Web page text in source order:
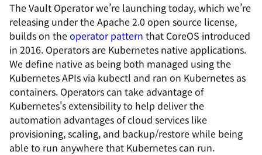
The Vault Operator we’re launching today, which we’re
releasing under the Apache 2.0 open source license,
builds on theoperator pattern that CoreOS introduced
in 2016. Operators are Kubernetes native applications.
We define native as being both managed using the
Kubernetes APIs via kubectl and ran on Kubernetes as
containers. Operators can take advantage of
Kubernetes's extensibility to help deliver the
automation advantages of cloud services like
provisioning, scaling, and backup/restore while being
able to run anywhere that Kubernetes can run.